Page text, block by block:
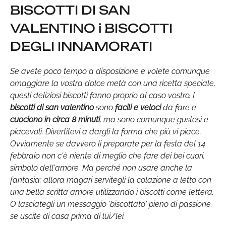
BISCOTTI DI SAN
VALENTINO i BISCOTTI
DEGLI INNAMORATI
Se avete poco tempo a disposizione e volete comunque
omaggiare la vostra dolce metà con una ricetta speciale,
questi deliziosi biscotti fanno proprio al caso vostro. I
biscotti di san valentinosono facili e velocida fare e
cuociono in circa 8 minuti, ma sono comunque gustosi e
piacevoli. Divertitevi a dargli la forma che più vi piace.
Ovviamente se davvero li preparate per la festa del 14
febbraio non c'è niente di meglio che fare dei bei cuori,
simbolo dell'amore. Ma perché non usare anche la
fantasia: allora magari servitegli la colazione a letto con
una bella scritta amore utilizzando i biscotti come lettera.
O lasciategli un messaggio 'biscottato' pieno di passione
se uscite di casa prima di lui/lei.